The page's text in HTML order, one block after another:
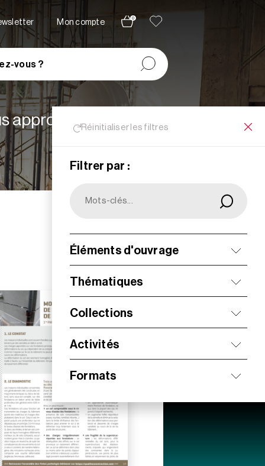
Mon compte
0
vous ?
Réinitialiser les filtres
Filtrer par :
Éléments d'ouvrage
Thématiques
Collections
Activités
Formats
appropriées à vos